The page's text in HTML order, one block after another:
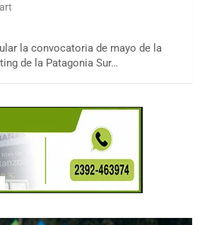
la convocatoria de mayo de la
de la Patagonia Sur…